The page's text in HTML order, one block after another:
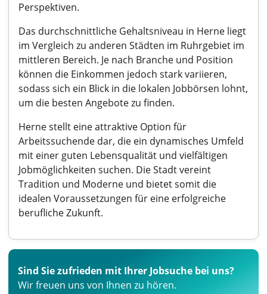
Perspektiven.
Das durchschnittliche Gehaltsniveau in Herne liegt
im Vergleich zu anderen Städten im Ruhrgebiet im
mittleren Bereich. Je nach Branche und Position
können die Einkommen jedoch stark variieren,
sodass sich ein Blick in die lokalen Jobbörsen lohnt,
um die besten Angebote zu finden.
Herne stellt eine attraktive Option für
Arbeitssuchende dar, die ein dynamisches Umfeld
mit einer guten Lebensqualität und vielfältigen
Jobmöglichkeiten suchen. Die Stadt vereint
Tradition und Moderne und bietet somit die
idealen Voraussetzungen für eine erfolgreiche
berufliche Zukunft.
Sind Sie zufrieden mit Ihrer Jobsuche bei uns?
Wir freuen uns von Ihnen zu hören.